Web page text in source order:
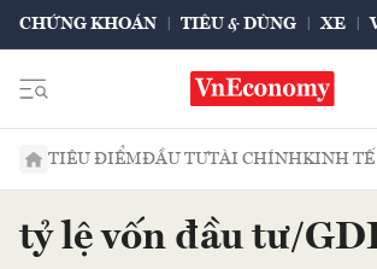
CHỨNG KHOÁN TIÊU & DÙNG XE
TIÊU ĐIỂMĐẦU TƯTÀI CHÍNHKINH TẾ
tỷ lệ vốn đầu tư/